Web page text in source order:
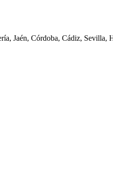
Jaén, Córdoba, Cádiz, Sevilla,